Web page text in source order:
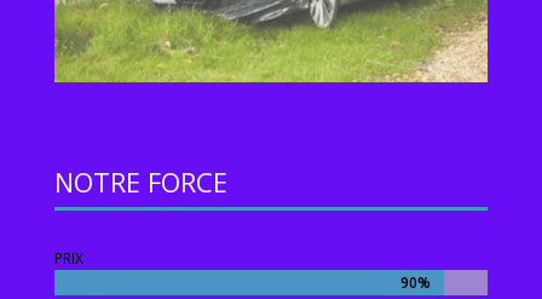
NOTRE FORCE
PRIX
90%
90%